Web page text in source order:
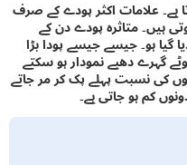
اکثر پودے کے صرف
متاثرہ پودے دن کے
جیسے جیسے پودا بڑا
دھبے نمودار ہو سکتے
پہلے پک کر مر جاتے
ہو جاتی ہے۔